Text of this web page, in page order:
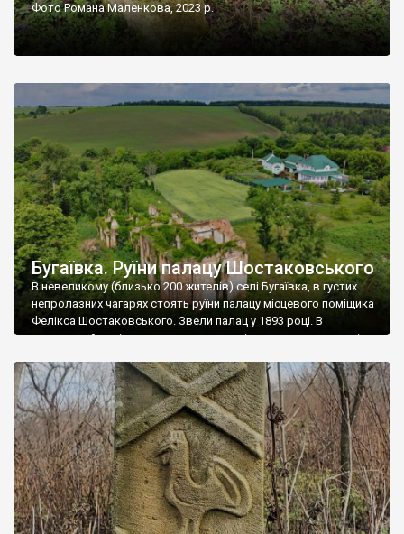
Фото Романа Маленкова, 2023 р.
Бугаївка. Руїни палацу Шостаковського
В невеликому (близько 200 жителів) селі Бугаївка, в густих
непролазних чагарях стоять руїни палацу місцевого поміщика
Фелікса Шостаковського. Звели палац у 1893 році. В
радянський період у ньому спочатку містилася школа, потім
століття тут розмістили туберкульозну лікарню. Коли із
палацу виїхала лікарня – ми точно не […]